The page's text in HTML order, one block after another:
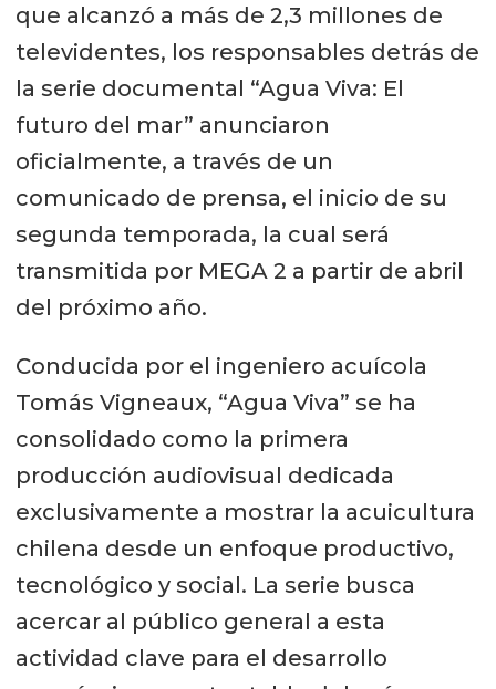
que alcanzó a más de 2,3 millones de
televidentes, los responsables detrás de
la serie documental “Agua Viva: El
futuro del mar” anunciaron
oficialmente, a través de un
comunicado de prensa, el inicio de su
segunda temporada, la cual será
transmitida por MEGA 2 a partir de abril
del próximo año.
Conducida por el ingeniero acuícola
Tomás Vigneaux, “Agua Viva” se ha
consolidado como la primera
producción audiovisual dedicada
exclusivamente a mostrar la acuicultura
chilena desde un enfoque productivo,
tecnológico y social. La serie busca
acercar al público general a esta
actividad clave para el desarrollo